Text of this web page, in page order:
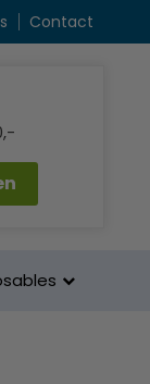
Contact